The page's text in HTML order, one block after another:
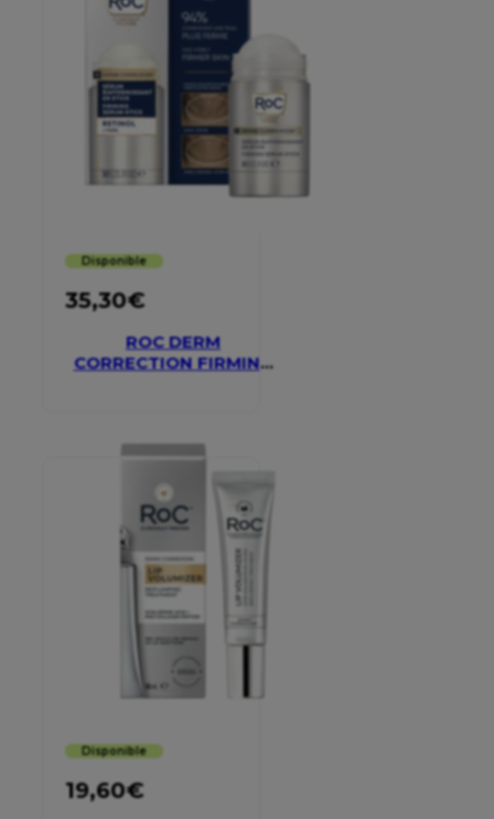
Disponible
35,30€
ROC DERM
CORRECTION FIRMING
Disponible
19,60€